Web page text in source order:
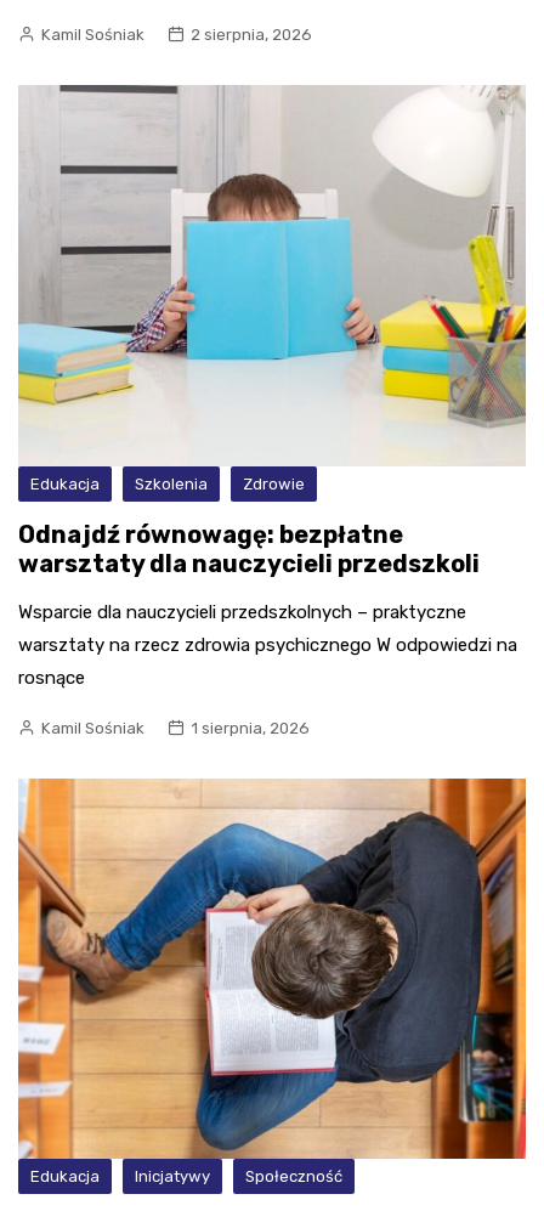
Kamil Sośniak 2 sierpnia, 2026
Edukacja Szkolenia Zdrowie
Odnajdź równowagę: bezpłatne
warsztaty dla nauczycieli przedszkoli
Wsparcie dla nauczycieli przedszkolnych – praktyczne
warsztaty na rzecz zdrowia psychicznego W odpowiedzi na
rosnące
Kamil Sośniak 1 sierpnia, 2026
Edukacja Inicjatywy Społeczność